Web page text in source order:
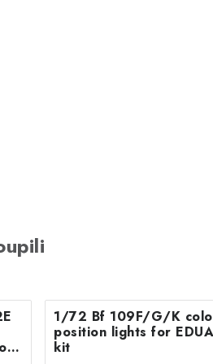
1/72 Bf 109F/G/K
position lights for
kit